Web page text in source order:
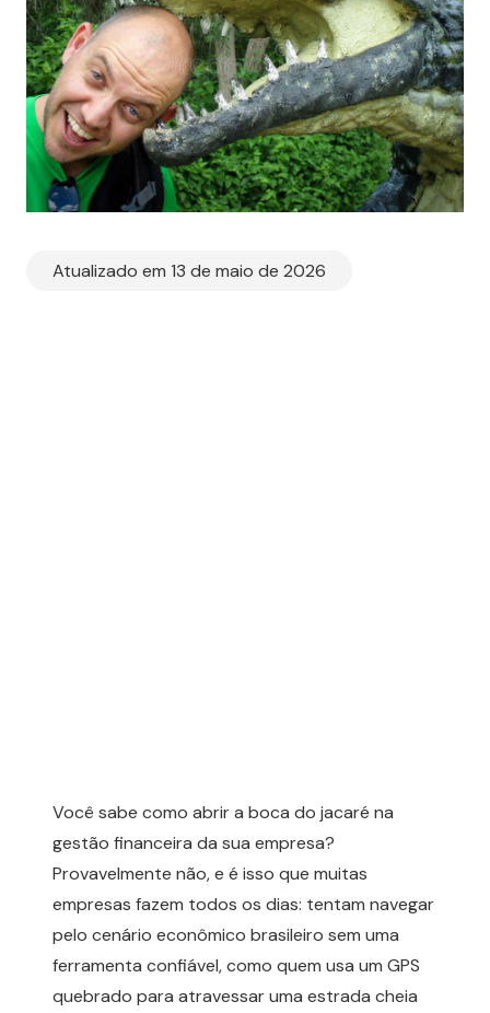
Atualizado em 13 de maio de 2026
Você sabe como abrir a boca do jacaré na
gestão financeira da sua empresa?
Provavelmente não, e é isso que muitas
empresas fazem todos os dias: tentam navegar
pelo cenário econômico brasileiro sem uma
ferramenta confiável, como quem usa um GPS
quebrado para atravessar uma estrada cheia